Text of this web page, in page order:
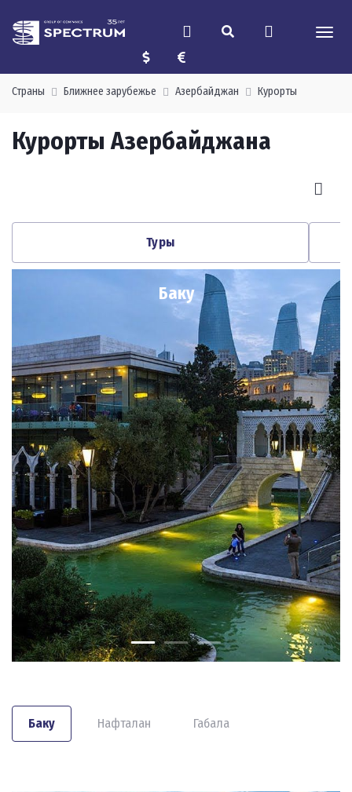
Страны Ближнее зарубежье Азербайджан Курорты
Курорты Азербайджана
Туры
Баку
Баку Нафталан Габала